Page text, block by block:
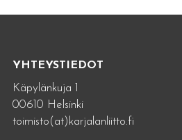
YHTEYSTIEDOT
Käpylänkuja 1
00610 Helsinki
toimisto(at)karjalanliitto.fi